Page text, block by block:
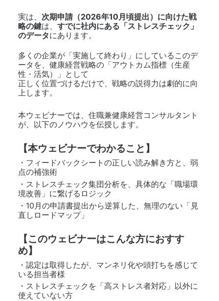
実は、 次期申請（2026年10月頃提出）に向けた戦
略の鍵は、 すでに社内にある「ストレスチェック」
のデータにあります。
多くの企業が「実施して終わり」にしているこのデ
ータを、健康経営戦略の「アウトカム指標（生産
性・活気）」として
正しく位置づけるだけで、戦略の説得力は劇的に向
上します。
本ウェビナーでは、住職兼健康経営コンサルタント
が、以下のノウハウを伝授します。
【本ウェビナーでわかること】
・フィードバックシートの正しい読み解き方と、弱
点の補強術
・ストレスチェック集団分析を、具体的な「職場環
境改善」に繋げるロジック
・10月の申請書提出から逆算した、無理のない「見
直しロードマップ」
【このウェビナーはこんな方におすす
め】
・認定は取得したが、マンネリ化や頭打ちを感じて
いる担当者様
・ストレスチェックを「高ストレス者対応」以外に
使えていない方